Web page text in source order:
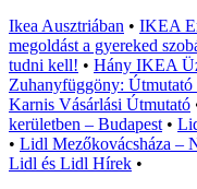
Ikea Ausztriában • IKEA
megoldást a gyereked
tudni kell! • Hány IKEA
Zuhanyfüggöny: Útmutató
Karnis Vásárlási Útmutató
kerületben – Budapest •
• Lidl Mezőkovácsháza –
Lidl és Lidl Hírek •